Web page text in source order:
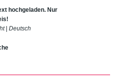
hochgeladen. Nur
| Deutsch